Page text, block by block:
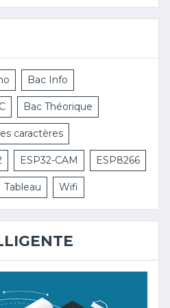
Bac Info
Bac Théorique
caractères
ESP32-CAM ESP8266
Tableau Wifi